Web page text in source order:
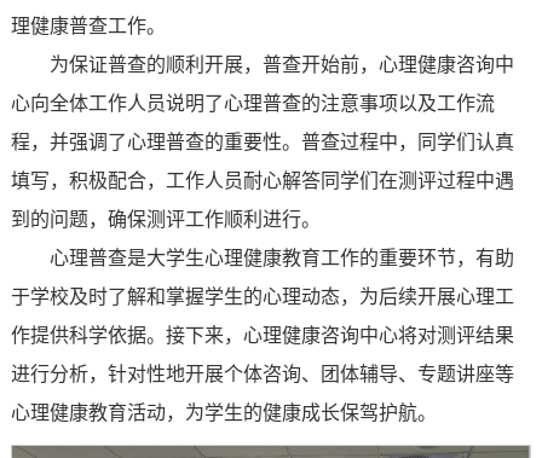
理健康普查工作。
为保证普查的顺利开展，普查开始前，心理健康咨询中
心向全体工作人员说明了心理普查的注意事项以及工作流
程，并强调了心理普查的重要性。普查过程中，同学们认真
填写，积极配合，工作人员耐心解答同学们在测评过程中遇
到的问题，确保测评工作顺利进行。
心理普查是大学生心理健康教育工作的重要环节，有助
于学校及时了解和掌握学生的心理动态，为后续开展心理工
作提供科学依据。接下来，心理健康咨询中心将对测评结果
进行分析，针对性地开展个体咨询、团体辅导、专题讲座等
心理健康教育活动，为学生的健康成长保驾护航。